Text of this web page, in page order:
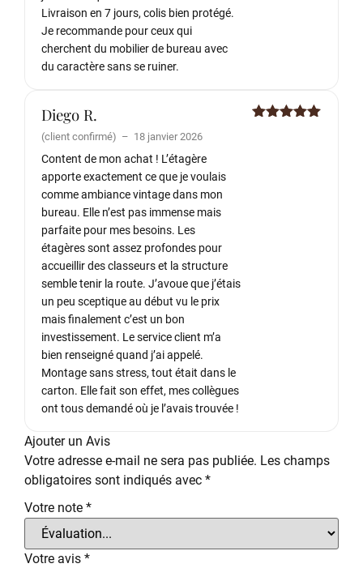
Livraison en 7 jours, colis bien protégé.
Je recommande pour ceux qui
cherchent du mobilier de bureau avec
du caractère sans se ruiner.
Diego R.
(client confirmé) – 18 janvier 2026
Content de mon achat ! L’étagère
apporte exactement ce que je voulais
comme ambiance vintage dans mon
bureau. Elle n’est pas immense mais
parfaite pour mes besoins. Les
étagères sont assez profondes pour
accueillir des classeurs et la structure
semble tenir la route. J’avoue que j’étais
un peu sceptique au début vu le prix
mais finalement c’est un bon
investissement. Le service client m’a
bien renseigné quand j’ai appelé.
Montage sans stress, tout était dans le
carton. Elle fait son effet, mes collègues
ont tous demandé où je l’avais trouvée !
Ajouter un Avis
Votre adresse e-mail ne sera pas publiée. Les champs
obligatoires sont indiqués avec *
Votre note *
Votre avis *